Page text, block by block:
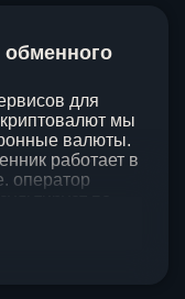
обменного
для
мы
валюты.
работает в
оператор
обмены